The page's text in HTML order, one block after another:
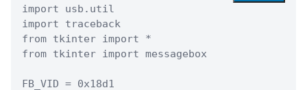
import usb.util
import traceback
from tkinter import *
from tkinter import messagebox
FB_VID = 0x18d1